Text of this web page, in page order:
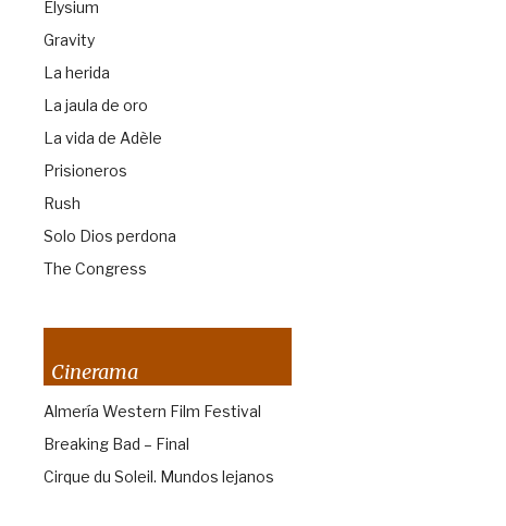
Elysium
Gravity
La herida
La jaula de oro
La vida de Adèle
Prisioneros
Rush
Solo Dios perdona
The Congress
Cinerama
Almería Western Film Festival
Breaking Bad – Final
Cirque du Soleil. Mundos lejanos